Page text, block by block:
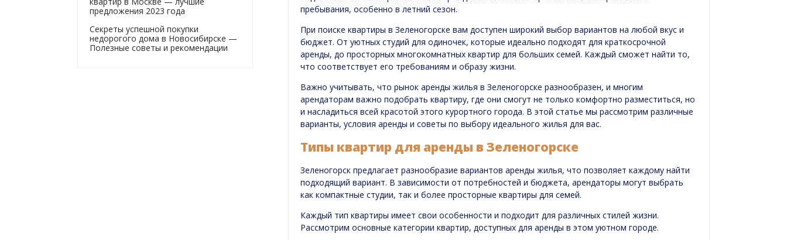
пребывания, особенно в летний сезон.
При поиске квартиры в Зеленогорске вам доступен широкий выбор вариантов на любой вкус и
бюджет. От уютных студий для одиночек, которые идеально подходят для краткосрочной
аренды, до просторных многокомнатных квартир для больших семей. Каждый сможет найти то,
что соответствует его требованиям и образу жизни.
Важно учитывать, что рынок аренды жилья в Зеленогорске разнообразен, и многим
арендаторам важно подобрать квартиру, где они смогут не только комфортно разместиться, но
и насладиться всей красотой этого курортного города. В этой статье мы рассмотрим различные
варианты, условия аренды и советы по выбору идеального жилья для вас.
Типы квартир для аренды в Зеленогорске
Зеленогорск предлагает разнообразие вариантов аренды жилья, что позволяет каждому найти
подходящий вариант. В зависимости от потребностей и бюджета, арендаторы могут выбрать
как компактные студии, так и более просторные квартиры для семей.
Каждый тип квартиры имеет свои особенности и подходит для различных стилей жизни.
Рассмотрим основные категории квартир, доступных для аренды в этом уютном городе.
предложения 2023 года
Секреты успешной покупки
недорогого дома в Новосибирске —
Полезные советы и рекомендации